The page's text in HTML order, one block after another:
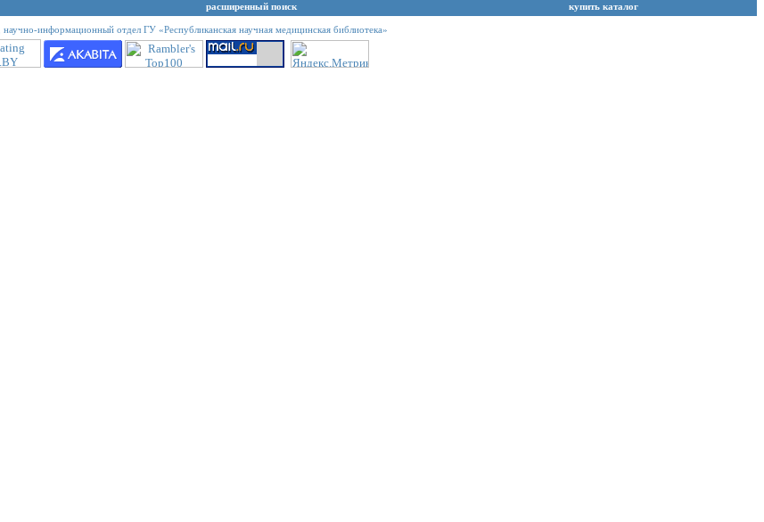
расширенный поиск купить каталог
научно-информационный отдел ГУ «Республиканская научная медицинская библиотека»